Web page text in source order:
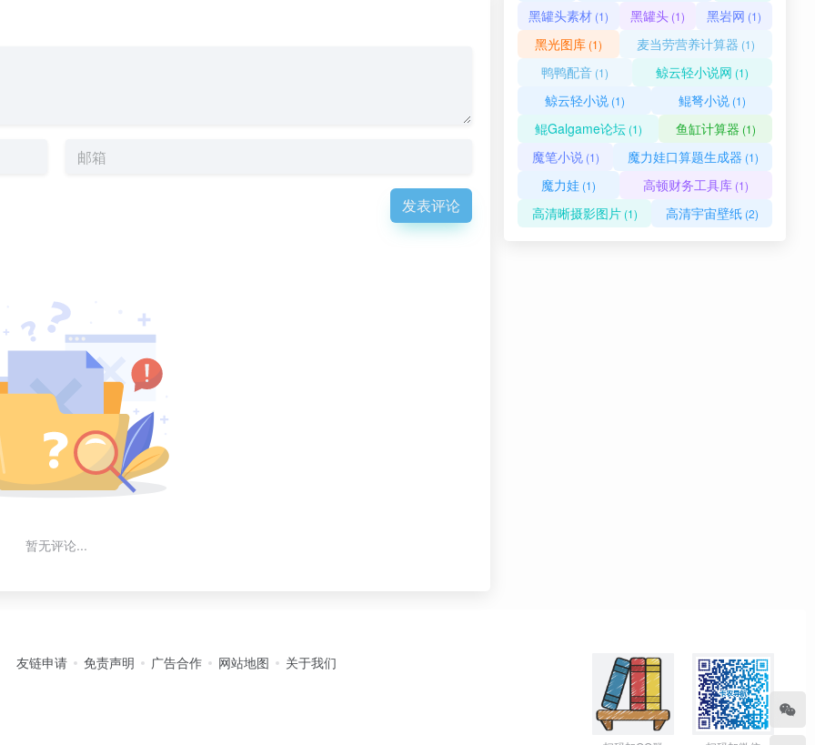
发表评论
暂无评论...
黑罐头素材 (1) 黑罐头 (1) 黑岩网 (1)
黑光图库 (1) 麦当劳营养计算器 (1)
鸭鸭配音 (1) 鲸云轻小说网 (1)
鲸云轻小说(1) 鲲弩小说(1)
鲲Galgame论坛(1) 鱼缸计算器 (1)
魔笔小说(1) 魔力娃口算题生成器 (1)
魔力娃 (1) 高顿财务工具库 (1)
高清晰摄影图片(1) 高清宇宙壁纸(2)
友链申请 免责声明 广告合作 网站地图 关于我们